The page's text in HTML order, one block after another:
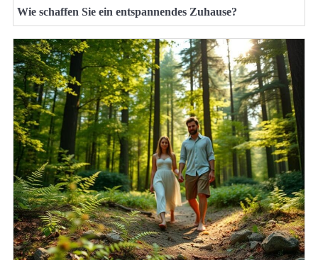
Wie schaffen Sie ein entspannendes Zuhause?